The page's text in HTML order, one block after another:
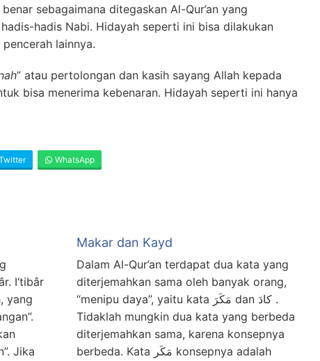
sebagaimana ditegaskan Al-Qur’an yang
hadis Nabi. Hidayah seperti ini bisa dilakukan
lainnya.
” atau pertolongan dan kasih sayang Allah kepada
bisa menerima kebenaran. Hidayah seperti ini hanya
WhatsApp
I‘tibâr
yang
Jika
Makar dan Kayd
Dalam Al-Qur’an terdapat dua kata yang
diterjemahkan sama oleh banyak orang,
“menipu daya”, yaitu kata مَكَرَ dan كادَ .
Tidaklah mungkin dua kata yang berbeda
diterjemahkan sama, karena konsepnya
berbeda. Kata مَكَر konsepnya adalah